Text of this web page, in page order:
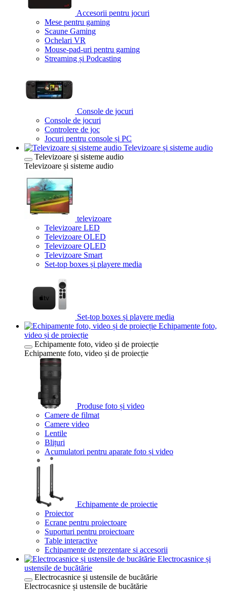
Accesorii pentru jocuri
Mese pentru gaming
Scaune Gaming
Ochelari VR
Mouse-pad-uri pentru gaming
Streaming și Podcasting
Console de jocuri
Console de jocuri
Controlere de joc
Jocuri pentru console și PC
Televizoare și sisteme audio
Televizoare și sisteme audio
Televizoare și sisteme audio
televizoare
Televizoare LED
Televizoare OLED
Televizoare QLED
Televizoare Smart
Set-top boxes și playere media
Set-top boxes și playere media
Echipamente foto,
video și de proiecție
Echipamente foto, video și de proiecție
Echipamente foto, video și de proiecție
Produse foto și video
Camere de filmat
Camere video
Lentile
Blițuri
Acumulatori pentru aparate foto și video
Echipamente de proiectie
Proiector
Ecrane pentru proiectoare
Suporturi pentru proiectoare
Table interactive
Echipamente de prezentare si accesorii
Electrocasnice și
ustensile de bucătărie
Electrocasnice și ustensile de bucătărie
Electrocasnice și ustensile de bucătărie